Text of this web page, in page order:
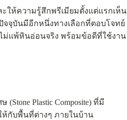
ห้ความรู้สึกพรีเมียมตั้งแต่แรกเห็น
จุบันมีอีกหนึ่งทางเลือกที่ตอบโจทย์
ไม่แพ้หินอ่อนจริง พร้อมข้อดีที่ใช้งาน
Plastic Composite) ที่มี
กับพื้นที่ต่างๆ ภายในบ้าน